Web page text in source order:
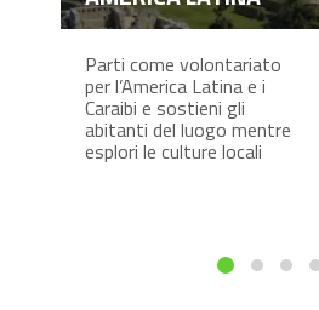
Parti come volontariato
per l’America Latina e i
Caraibi e sostieni gli
abitanti del luogo mentre
esplori le culture locali